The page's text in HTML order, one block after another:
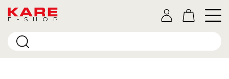
E-SHOP